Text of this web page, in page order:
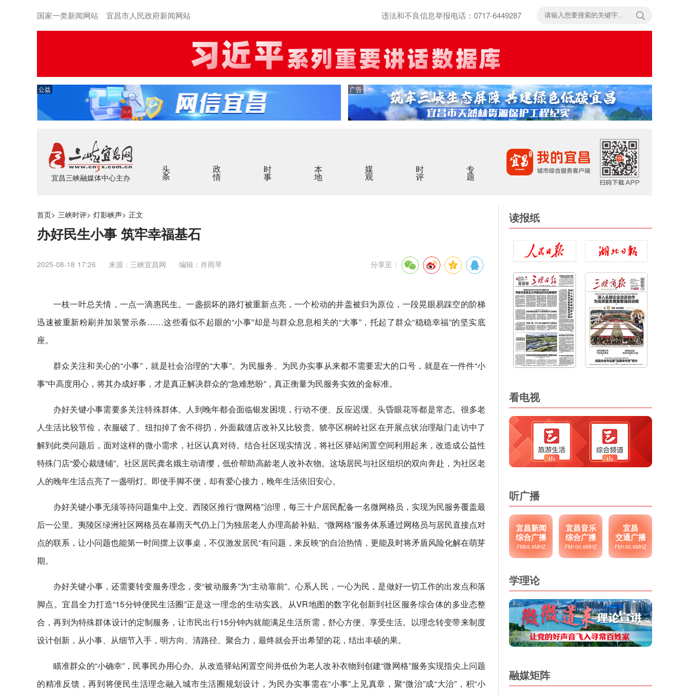
国家一类新闻网站 宜昌市人民政府新闻网站 违法和不良信息举报电话：0717-6449287
公益 广告
宜昌三峡融媒体中心主办
头条 政情 时事 本地 媒观 时评 专题
首页> 三峡时评> 灯影峡声> 正文
办好民生小事 筑牢幸福基石
2025-08-18 17:26 来源：三峡宜昌网 编辑：肖雨琴 分享至：
一枝一叶总关情，一点一滴惠民生。一盏损坏的路灯被重新点亮，一个松动的井盖被归为原位，一段晃眼易踩空的阶梯
迅速被重新粉刷并加装警示条……这些看似不起眼的“小事”却是与群众息息相关的“大事”，托起了群众“稳稳幸福”的坚实底
座。
群众关注和关心的“小事”，就是社会治理的“大事”。为民服务、为民办实事从来都不需要宏大的口号，就是在一件件“小
事”中高度用心，将其办成好事，才是真正解决群众的“急难愁盼”，真正衡量为民服务实效的金标准。
办好关键小事需要多关注特殊群体。人到晚年都会面临银发困境，行动不便、反应迟缓、头昏眼花等都是常态。很多老
人生活比较节俭，衣服破了、纽扣掉了舍不得扔，外面裁缝店改补又比较贵。猇亭区桐岭社区在开展点状治理敲门走访中了
解到此类问题后，面对这样的微小需求，社区认真对待。结合社区现实情况，将社区驿站闲置空间利用起来，改造成公益性
特殊门店“爱心裁缝铺”。社区居民龚名娥主动请缨，低价帮助高龄老人改补衣物。这场居民与社区组织的双向奔赴，为社区老
人的晚年生活点亮了一盏明灯。即使手脚不便，却有爱心接力，晚年生活依旧安心。
办好关键小事无须等待问题集中上交。西陵区推行“微网格”治理，每三十户居民配备一名微网格员，实现为民服务覆盖最
后一公里。夷陵区绿洲社区网格员在暴雨天气仍上门为独居老人办理高龄补贴。“微网格”服务体系通过网格员与居民直接点对
点的联系，让小问题也能第一时间摆上议事桌，不仅激发居民“有问题，来反映”的自治热情，更能及时将矛盾风险化解在萌芽
期。
办好关键小事，还需要转变服务理念，变“被动服务”为“主动靠前”。心系人民，一心为民，是做好一切工作的出发点和落
脚点。宜昌全力打造“15分钟便民生活圈”正是这一理念的生动实践。从VR地图的数字化创新到社区服务综合体的多业态整
合，再到为特殊群体设计的定制服务，让市民出行15分钟内就能满足生活所需，舒心方便、享受生活。以理念转变带来制度
设计创新，从小事、从细节入手，明方向、清路径、聚合力，最终就会开出希望的花，结出丰硕的果。
瞄准群众的“小确幸”，民事民办用心办。从改造驿站闲置空间并低价为老人改补衣物到创建“微网格”服务实现指尖上问题
的精准反馈，再到将便民生活理念融入城市生活圈规划设计，为民办实事需在“小事”上见真章，聚“微治”成“大治”，积“小
读报纸
看电视
听广播
宜昌新闻
综合广播
FM95.6MHZ
宜昌音乐
综合广播
FM100.6MHZ
宜昌
交通广播
FM105.9MHZ
学理论
融媒矩阵